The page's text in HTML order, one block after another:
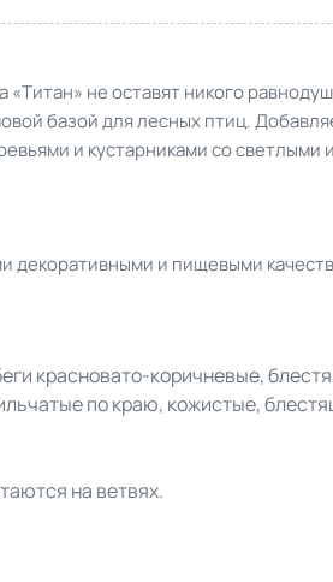
не оставят никого
базой для лесных птиц.
и кустарниками со светлыми
декоративными и пищевыми
красновато-коричневые,
по краю, кожистые,
на ветвях.